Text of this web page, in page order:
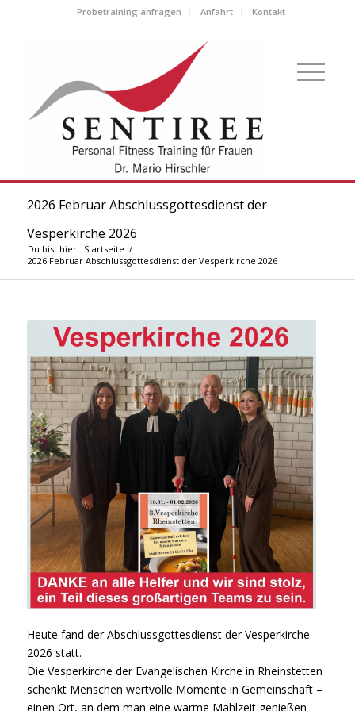
Probetraining anfragen Anfahrt Kontakt
2026 Februar Abschlussgottesdienst der
Vesperkirche 2026
Du bist hier: Startseite /
2026 Februar Abschlussgottesdienst der Vesperkirche 2026
Heute fand der Abschlussgottesdienst der Vesperkirche
2026 statt.
Die Vesperkirche der Evangelischen Kirche in Rheinstetten
schenkt Menschen wertvolle Momente in Gemeinschaft –
einen Ort, an dem man eine warme Mahlzeit genießen